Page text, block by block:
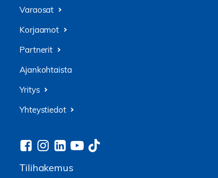
Varaosat
Korjaamot
Partnerit
Ajankohtaista
Yritys
Yhteystiedot
Tilihakemus